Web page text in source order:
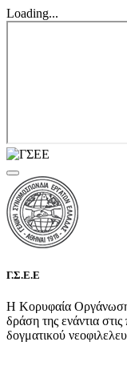
Loading...
Γ.Σ.Ε.Ε
Η Κορυφαία Οργάνωση
δράση της ενάντια
δογματικού